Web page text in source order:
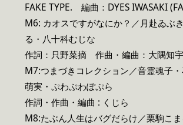
FAKE TYPE. 編曲：DYES IWASAKI
M6: カオスですがなにか？／月赴ゐぶ
る・八十科むじな
作詞：只野菜摘 作曲・編曲：大隅知宇
M7:つまづきコレクション／音霊魂子・
萌実・ぷわぷわぽぷら
作詞・作曲・編曲 : くじら
M8:たぶん人生はバグだらけ／栗駒こ